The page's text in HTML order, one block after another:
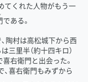
てくれた人物がもう一
である。
陶村は高松城下から西
三里半（約十四キロ）
右衛門と出会った。
喜右衛門もみずから